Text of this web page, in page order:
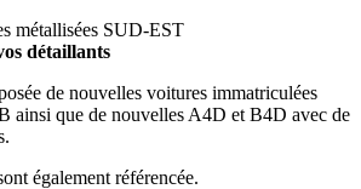
métallisées SUD-EST
détaillants
de nouvelles voitures immatriculées
que de nouvelles A4D et B4D avec de
également référencée.